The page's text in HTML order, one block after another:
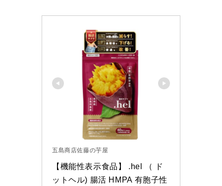
五島商店佐藤の芋屋
【機能性表示食品】 .hel （ ド
ットヘル) 腸活 HMPA 有胞子性